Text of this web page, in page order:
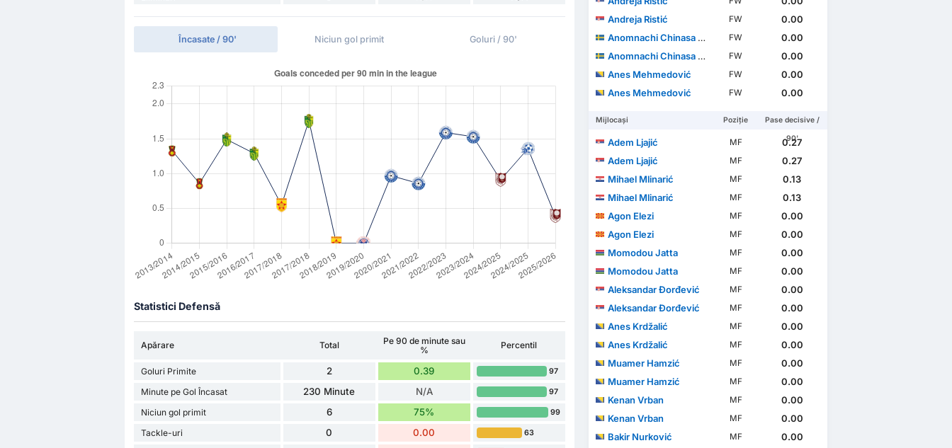
Încasate / 90' Niciun gol primit Goluri / 90'
Statistici Defensă
Apărare Total
Pe 90 de minute sau
%
Percentil
Goluri Primite 2 0.39 97
Minute pe Gol Încasat 230 Minute N/A 97
Niciun gol primit 6 75% 99
Tackle-uri 0 0.00 63
Andreja Ristić
FW
0.00
Anomnachi Chinasa Chidi
FW
0.00
Anomnachi Chinasa Chidi
FW
0.00
Anes Mehmedović
FW
0.00
Anes Mehmedović
FW 0.00
Mijlocași Poziție
Pase decisive /
90'
Adem Ljajić MF
0.27
Adem Ljajić
MF
0.27
Mihael Mlinarić
MF
0.13
Mihael Mlinarić
MF
0.13
Agon Elezi
MF
0.00
Agon Elezi
MF
0.00
Momodou Jatta
MF
0.00
Momodou Jatta
MF
0.00
Aleksandar Đorđević
MF
0.00
Aleksandar Đorđević
MF
0.00
Anes Krdžalić
MF
0.00
Anes Krdžalić
MF
0.00
Muamer Hamzić
MF
0.00
Muamer Hamzić
MF
0.00
Kenan Vrban
MF
0.00
Kenan Vrban
MF
0.00
Bakir Nurković
MF
0.00